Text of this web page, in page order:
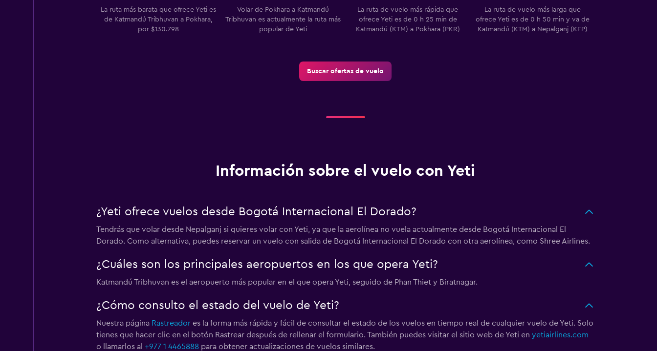
La ruta más barata que ofrece Yeti es
de Katmandú Tribhuvan a Pokhara,
por $130.798
Volar de Pokhara a Katmandú
Tribhuvan es actualmente la ruta más
popular de Yeti
La ruta de vuelo más rápida que
ofrece Yeti es de 0 h 25 min de
Katmandú (KTM) a Pokhara (PKR)
La ruta de vuelo más larga que
ofrece Yeti es de 0 h 50 min y va de
Katmandú (KTM) a Nepalganj (KEP)
Buscar ofertas de vuelo
Información sobre el vuelo con Yeti
¿Yeti ofrece vuelos desde Bogotá Internacional El Dorado?
Tendrás que volar desde Nepalganj si quieres volar con Yeti, ya que la aerolínea no vuela actualmente desde Bogotá Internacional El
Dorado. Como alternativa, puedes reservar un vuelo con salida de Bogotá Internacional El Dorado con otra aerolínea, como Shree Airlines.
¿Cuáles son los principales aeropuertos en los que opera Yeti?
Katmandú Tribhuvan es el aeropuerto más popular en el que opera Yeti, seguido de Phan Thiet y Biratnagar.
¿Cómo consulto el estado del vuelo de Yeti?
Nuestra página Rastreadores la forma más rápida y fácil de consultar el estado de los vuelos en tiempo real de cualquier vuelo de Yeti. Solo
tienes que hacer clic en el botón Rastrear después de rellenar el formulario. También puedes visitar el sitio web de Yeti en yetiairlines.com
o llamarlos al +977 1 4465888para obtener actualizaciones de vuelos similares.